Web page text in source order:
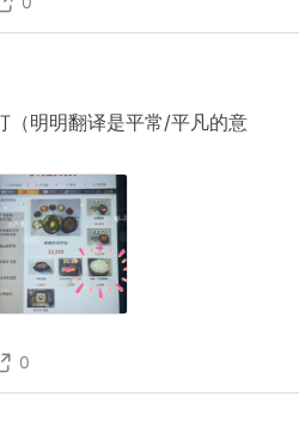
（明明翻译是平常/平凡的意
0